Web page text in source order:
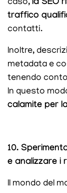
caso, la SEO
traffico
contatti.
Inoltre,
metadata e
tenendo
In questo
calamite per
10.
e analizzare i
Il mondo del